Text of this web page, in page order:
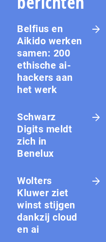
Belfius en
Aikido werken
samen: 200
ethische ai-
hackers aan
het werk
Schwarz
Digits meldt
zich in
Benelux
Wolters
Kluwer ziet
winst stijgen
dankzij cloud
en ai